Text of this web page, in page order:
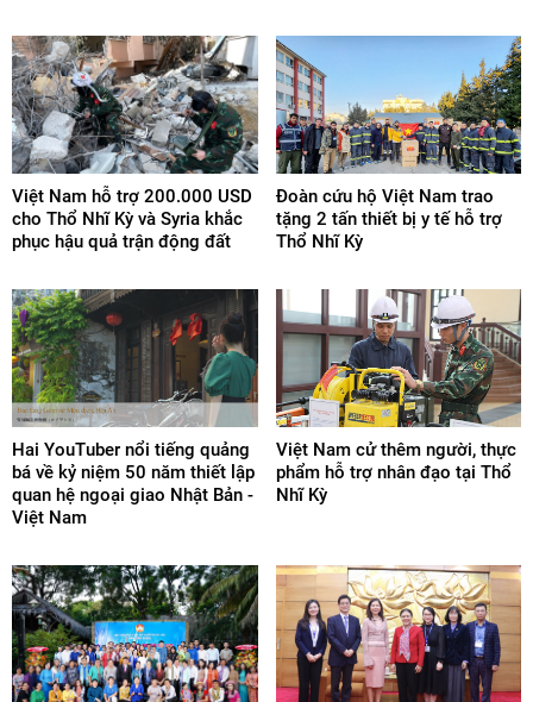
Việt Nam hỗ trợ 200.000 USD
cho Thổ Nhĩ Kỳ và Syria khắc
phục hậu quả trận động đất
Đoàn cứu hộ Việt Nam trao
tặng 2 tấn thiết bị y tế hỗ trợ
Thổ Nhĩ Kỳ
Hai YouTuber nổi tiếng quảng
bá về kỷ niệm 50 năm thiết lập
quan hệ ngoại giao Nhật Bản -
Việt Nam
Việt Nam cử thêm người, thực
phẩm hỗ trợ nhân đạo tại Thổ
Nhĩ Kỳ